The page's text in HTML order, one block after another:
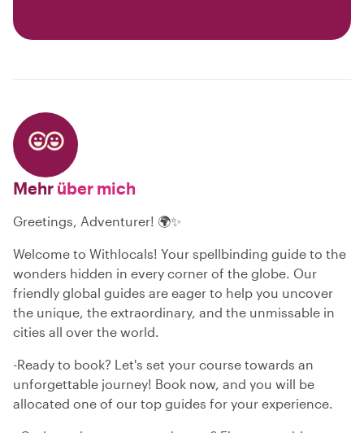
Mehr über mich
Greetings, Adventurer! 🌍✨
Welcome to Withlocals! Your spellbinding guide to the
wonders hidden in every corner of the globe. Our
friendly global guides are eager to help you uncover
the unique, the extraordinary, and the unmissable in
cities all over the world.
-Ready to book? Let's set your course towards an
unforgettable journey! Book now, and you will be
allocated one of our top guides for your experience.